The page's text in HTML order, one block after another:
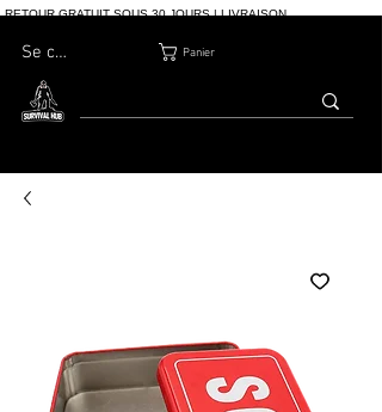
RETOUR GRATUIT SOUS 30 JOURS | LIVRAISON
Panier
Se connecter